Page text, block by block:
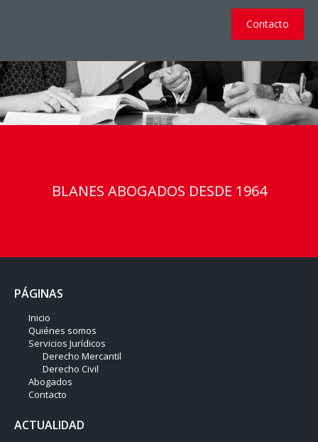
Contacto
BLANES ABOGADOS DESDE 1964
PÁGINAS
Inicio
Quiénes somos
Servicios Jurídicos
Derecho Mercantil
Derecho Civil
Abogados
Contacto
ACTUALIDAD